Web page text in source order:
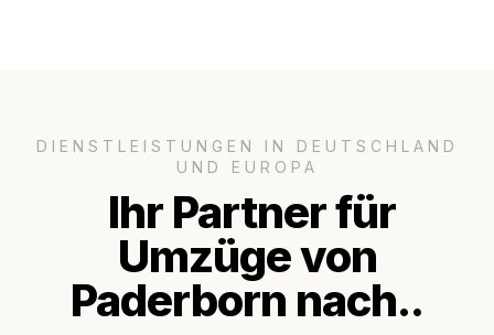
DIENSTLEISTUNGEN IN DEUTSCHLAND
UND EUROPA
Ihr Partner für
Umzüge von
Paderborn nach..